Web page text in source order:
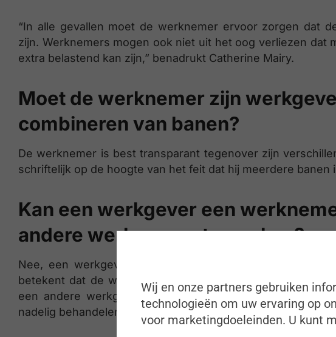
“In alle gevallen moet de werknemer ervoor zorgen dat
zijn. Werknemers mogen ook niet uit het oog verliezen dat
extra belastend kan zijn,” benadrukt Catherine Mairy.
Moet de werknemer zijn
combineren van banen?
De werknemer is best transparant tegenover zijn
schriftelijk op de hoogte van het feit dat hij meerdere banen
Kan een werkgever een
andere werkgevers te werken?
Nee, een werkgever kan zijn werknemer niet verbieden
betekent dat de werkgever de werknemer niet kan
een andere werkgever te werken. De werkgever mag
nadelig behandelen.
Wij en onze partners gebruiken
technologieën om uw ervaring op
voor marketingdoeleinden. U kunt